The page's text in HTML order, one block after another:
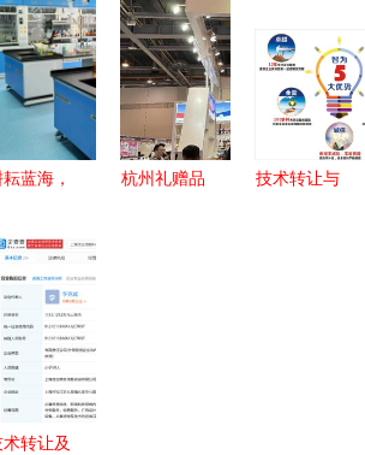
的先锋力
量
生产与本土
投产计划
蓝海，
省水产
能性饲料
养殖环境
控重点实
室首届学
委员会会
杭州礼赠品
技术转让与
术转让及